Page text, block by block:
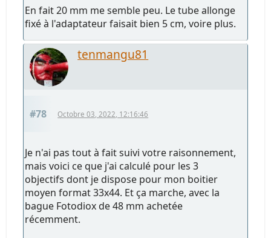
En fait 20 mm me semble peu. Le tube allonge
fixé à l'adaptateur faisait bien 5 cm, voire plus.
tenmangu81
#78 Octobre 03, 2022, 12:16:46
Je n'ai pas tout à fait suivi votre raisonnement,
mais voici ce que j'ai calculé pour les 3
objectifs dont je dispose pour mon boitier
moyen format 33x44. Et ça marche, avec la
bague Fotodiox de 48 mm achetée
récemment.